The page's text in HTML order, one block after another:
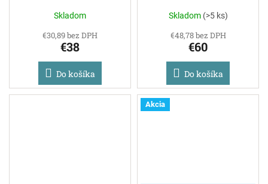
Skladom
€30,89 bez DPH
€38
Do košíka
Skladom (>5 ks)
€48,78 bez DPH
€60
Do košíka
Akcia